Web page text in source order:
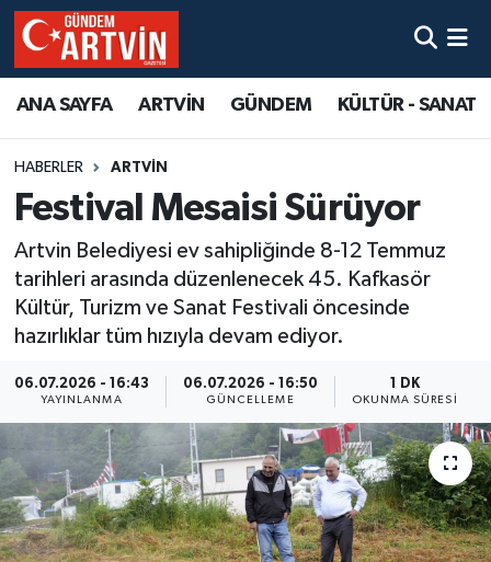
ANA SAYFA ARTVİN GÜNDEM KÜLTÜR - SANAT
HABERLER ARTVİN
Festival Mesaisi Sürüyor
Artvin Belediyesi ev sahipliğinde 8-12 Temmuz
tarihleri arasında düzenlenecek 45. Kafkasör
Kültür, Turizm ve Sanat Festivali öncesinde
hazırlıklar tüm hızıyla devam ediyor.
06.07.2026 - 16:43
YAYINLANMA
06.07.2026 - 16:50
GÜNCELLEME
1 DK
OKUNMA SÜRESI